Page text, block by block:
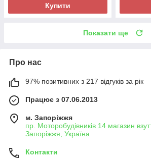
Купити
Показати ще
Про нас
97% позитивних з 217 відгуків за рік
Працює з 07.06.2013
м. Запоріжжя
пр. Моторобудівників 14 магазин
Запоріжжя, Україна
Контакти